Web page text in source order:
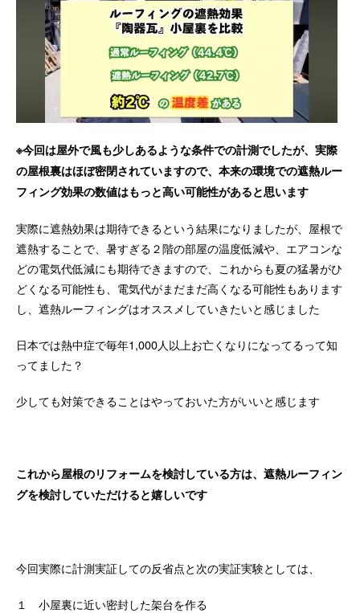
※今回は屋外で風も少しあるような条件での計測でしたが、実際
の屋根裏はほぼ密閉されていますので、本来の環境での遮熱ルー
フィング効果の数値はもっと高い可能性があると思います
実際に遮熱効果は期待できるという結果になりましたが、屋根で
遮熱することで、暑すぎる２階の部屋の温度低減や、エアコンな
どの電気代低減にも期待できますので、これからも夏の猛暑がひ
どくなる可能性も、電気代がまだまだ高くなる可能性もあります
し、遮熱ルーフィングはオススメしていきたいと感じました
日本では熱中症で毎年1,000人以上お亡くなりになってるって知
ってました？
少しても対策できることはやっておいた方がいいと感じます
これから屋根のリフォームを検討している方は、遮熱ルーフィン
グを検討していただけると嬉しいです
今回実際に計測実証しての反省点と次の実証実験としては、
１ 小屋裏に近い密封した架台を作る